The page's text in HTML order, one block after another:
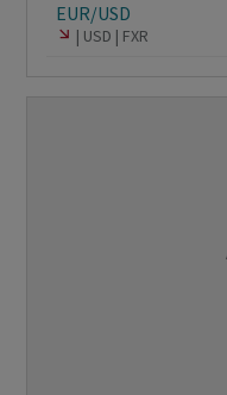
EUR/USD
USD FXR